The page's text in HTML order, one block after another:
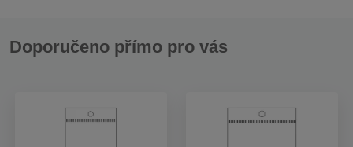
Doporučeno přímo pro vás